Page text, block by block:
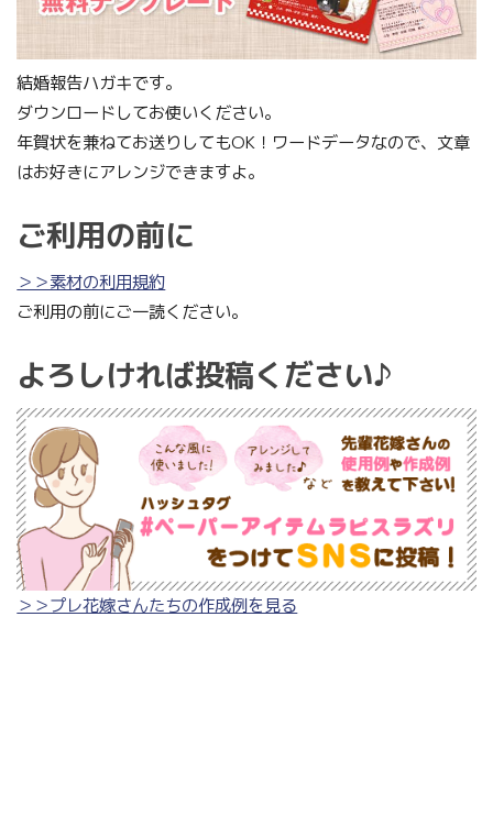
結婚報告ハガキです。
ダウンロードしてお使いください。
年賀状を兼ねてお送りしてもOK！ワードデータなので、文章
はお好きにアレンジできますよ。
ご利用の前に
＞＞素材の利用規約
ご利用の前にご一読ください。
よろしければ投稿ください♪
＞＞プレ花嫁さんたちの作成例を見る